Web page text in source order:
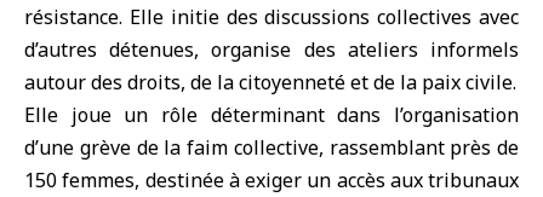
résistance. Elle initie des discussions collectives avec
d’autres détenues, organise des ateliers informels
autour des droits, de la citoyenneté et de la paix civile.
Elle joue un rôle déterminant dans l’organisation
d’une grève de la faim collective, rassemblant près de
150 femmes, destinée à exiger un accès aux tribunaux